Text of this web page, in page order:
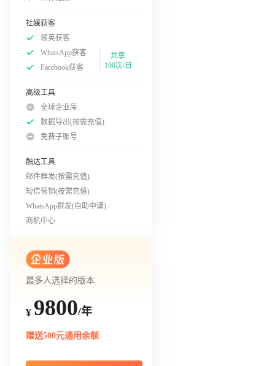
社媒获客
领英获客
WhatsApp获客
Facebook获客
共享
100次/日
高级工具
全球企业库
数据导出(按需充值)
免费子账号
触达工具
邮件群发(按需充值)
短信营销(按需充值)
WhatsApp群发(自助申请)
商机中心
最多人选择的版本
¥ 9800/年
赠送500元通用余额